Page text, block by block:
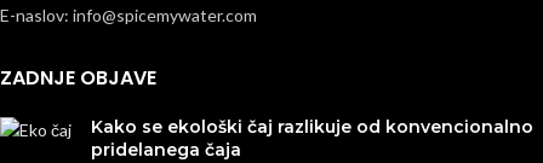
E-naslov: info@spicemywater.com
ZADNJE OBJAVE
Kako se ekološki čaj razlikuje od konvencionalno
pridelanega čaja